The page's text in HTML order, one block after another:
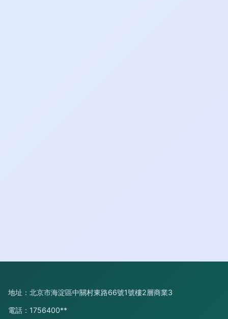
地址：北京市海淀區中關村東路66號1號樓2層商業3
電話：1756400**